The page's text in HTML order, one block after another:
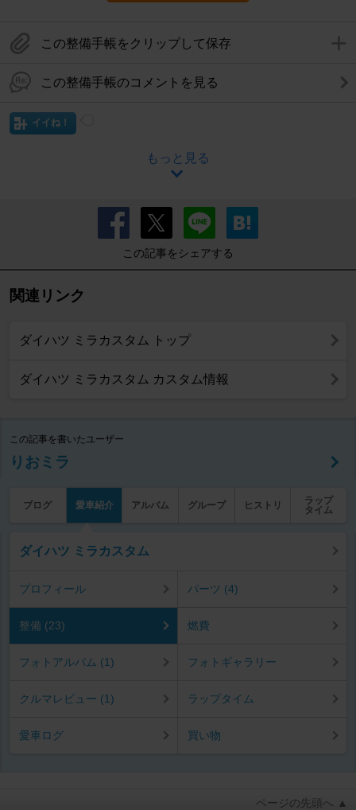
この整備手帳をクリップして保存
この整備手帳のコメントを見る
イイね！
もっと見る
この記事をシェアする
関連リンク
ダイハツ ミラカスタム トップ
ダイハツ ミラカスタム カスタム情報
この記事を書いたユーザー
りおミラ
ブログ 愛車紹介 アルバム グループ ヒストリ
ラップ
タイム
ダイハツ ミラカスタム
プロフィール パーツ (4)
整備 (23) 燃費
フォトアルバム (1) フォトギャラリー
クルマレビュー (1) ラップタイム
愛車ログ 買い物
ページの先頭へ ▲